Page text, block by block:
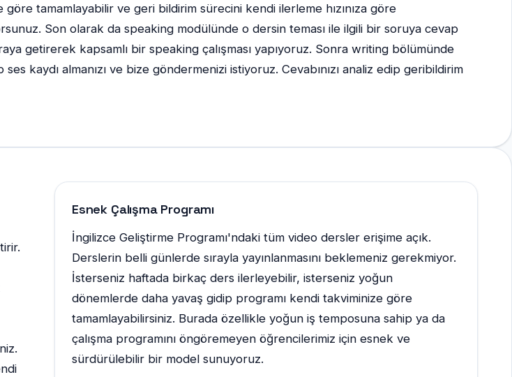
tamamlayabilir ve geri bildirim sürecini kendi ilerleme hızınıza göre
Son olarak da speaking modülünde o dersin teması ile ilgili bir soruya cevap
getirerek kapsamlı bir speaking çalışması yapıyoruz. Sonra writing bölümünde
kaydı almanızı ve bize göndermenizi istiyoruz. Cevabınızı analiz edip geribildirim
Esnek Çalışma Programı
İngilizce Geliştirme Programı'ndaki tüm video dersler erişime açık.
Derslerin belli günlerde sırayla yayınlanmasını beklemeniz gerekmiyor.
İsterseniz haftada birkaç ders ilerleyebilir, isterseniz yoğun
dönemlerde daha yavaş gidip programı kendi takviminize göre
tamamlayabilirsiniz. Burada özellikle yoğun iş temposuna sahip ya da
çalışma programını öngöremeyen öğrencilerimiz için esnek ve
sürdürülebilir bir model sunuyoruz.